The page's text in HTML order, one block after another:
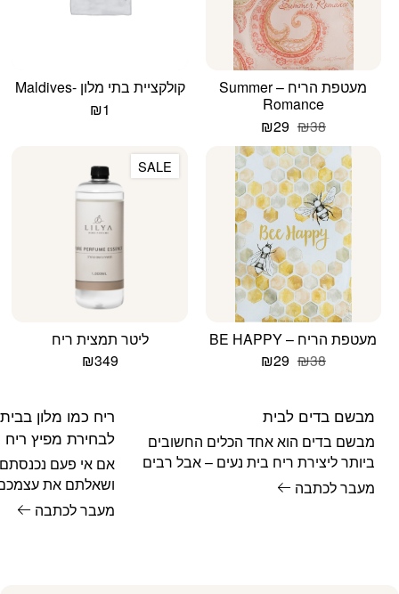
מעטפת הריח – Summer
Romance
₪38
המחיר
המקורי
היה:
₪38.
₪29
הנוכחי
הוא:
₪29.
קולקציית בתי מלון -Maldives
₪1
מעטפת הריח – BE HAPPY
₪38
המחיר
₪38.
₪29
SALE
ליטר תמצית ריח
₪349
מבשם בדים לבית
מבשם בדים הוא אחד הכלים החשובים
ביותר ליצירת ריח בית נעים – אבל רבים
לא יודעים איך להשתמש בו נכון.
מעבר לכתבה
ריח כמו מלון
לבחירת מפיץ ריח
אם אי פעם
ושאלתם את
הזה?", כנראה
מעבר לכתבה